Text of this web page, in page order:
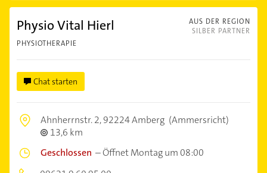
AUS DER REGION
SILBER PARTNER
Physio Vital Hierl
PHYSIOTHERAPIE
Chat starten
Ahnherrnstr. 2,92224 Amberg (Ammersricht)
13,6 km
Geschlossen –Öffnet Montag um 08:00